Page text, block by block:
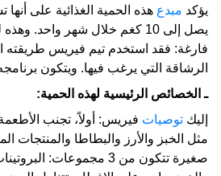
يؤكد مبدع هذه الحمية الغذائية على
يصل إلى 10 كغم خلال شهر واحد.
فارغة: فقد استخدم تيم فيريس
الرشاقة التي يرغب فيها. ويتكون برنامجه من 4 قواعد
ـ الخصائص الرئيسية لهذه الحمية:
إليك توصيات فيريس: أولاً، تجنب
مثل الخبز والأرز والبطاطا والمنتجات
صغيرة تتكون من 3 مجموعات: